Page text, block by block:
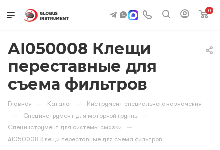
0
AI050008 Клещи
переставные для
съема фильтров
Главная — Каталог — Инструмент специального назначения
— Специнструмент для моторной группы —
Специнструмент для системы смазки —
AI050008 Клещи переставные для съема фильтров